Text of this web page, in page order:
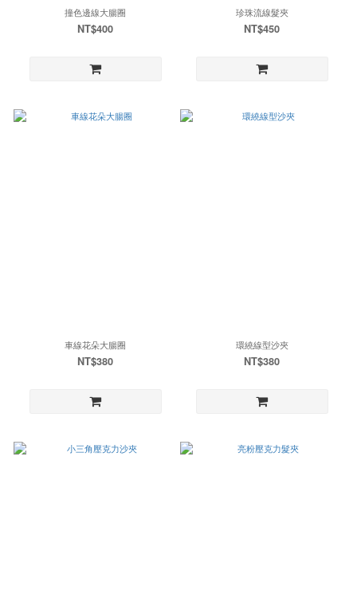
撞色邊線大腸圈
NT$400
珍珠流線髮夾
NT$450
車線花朵大腸圈
NT$380
環繞線型沙夾
NT$380